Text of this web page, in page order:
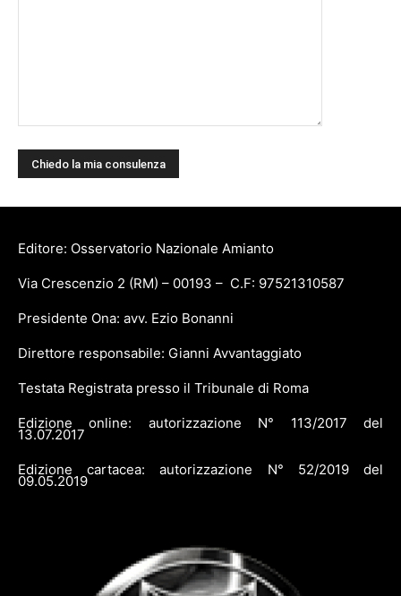
Editore: Osservatorio Nazionale Amianto
Via Crescenzio 2 (RM) – 00193 – C.F: 97521310587
Presidente Ona: avv. Ezio Bonanni
Direttore responsabile: Gianni Avvantaggiato
Testata Registrata presso il Tribunale di Roma
Edizione online: autorizzazione N° 113/2017 del
13.07.2017
Edizione cartacea: autorizzazione N° 52/2019 del
09.05.2019